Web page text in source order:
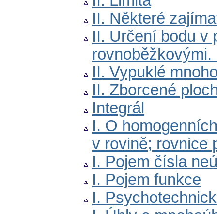
II. Některé
II. Určení bodu v
II. Vypuklé
II. Zborcené
Integrál
I. O
v rovině; rovnice
I. Pojem čísla
I. Pojem funkce
I.